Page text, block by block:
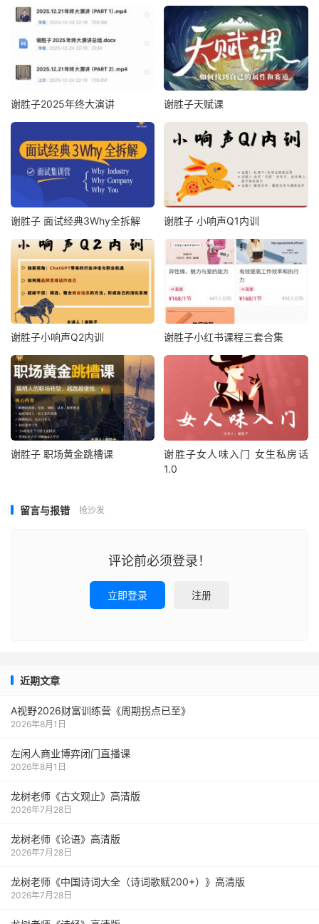
谢胜子2025年终大演讲 谢胜子天赋课
谢胜子 面试经典3Why全拆解 谢胜子 小响声Q1内训
谢胜子小响声Q2内训 谢胜子小红书课程三套合集
谢胜子 职场黄金跳槽课
谢胜子女人味入门 女生私房话
1.0
留言与报错 抢沙发
评论前必须登录！
立即登录 注册
近期文章
A视野2026财富训练营《周期拐点已至》
2026年8月1日
左闲人商业博弈闭门直播课
2026年8月1日
龙树老师《古文观止》高清版
2026年7月28日
龙树老师《论语》高清版
2026年7月28日
龙树老师《中国诗词大全（诗词歌赋200+）》高清版
2026年7月28日